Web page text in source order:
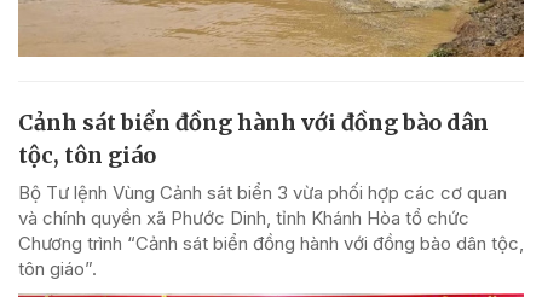
Cảnh sát biển đồng hành với đồng bào dân
tộc, tôn giáo
Bộ Tư lệnh Vùng Cảnh sát biển 3 vừa phối hợp các cơ quan
và chính quyền xã Phước Dinh, tỉnh Khánh Hòa tổ chức
Chương trình “Cảnh sát biển đồng hành với đồng bào dân tộc,
tôn giáo”.